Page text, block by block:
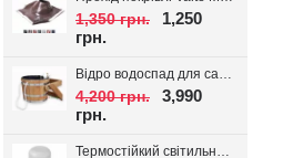
1,350 грн.
1,250
грн.
4,200 грн.
3,990
грн.